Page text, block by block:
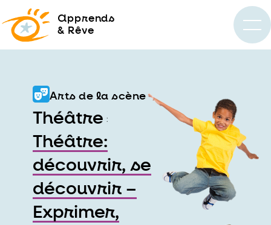
apprends
& Rêve
Arts de la scène
Théâtre :
Théâtre:
découvrir, se
découvrir –
Exprimer,